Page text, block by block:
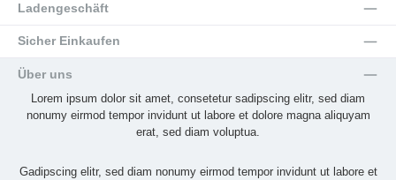
Ladengeschäft
Sicher Einkaufen
Über uns
Lorem ipsum dolor sit amet, consetetur sadipscing elitr, sed diam
nonumy eirmod tempor invidunt ut labore et dolore magna aliquyam
erat, sed diam voluptua.
Gadipscing elitr, sed diam nonumy eirmod tempor invidunt ut labore et